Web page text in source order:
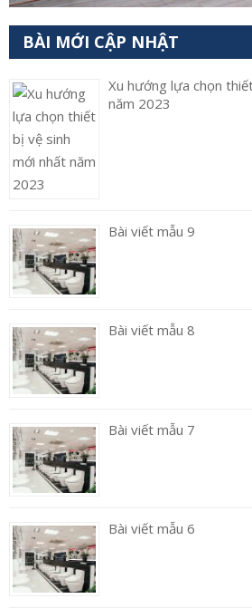
BÀI MỚI CẬP NHẬT
Xu hướng lựa chọn
năm 2023
Bài viết mẫu 9
Bài viết mẫu 8
Bài viết mẫu 7
Bài viết mẫu 6